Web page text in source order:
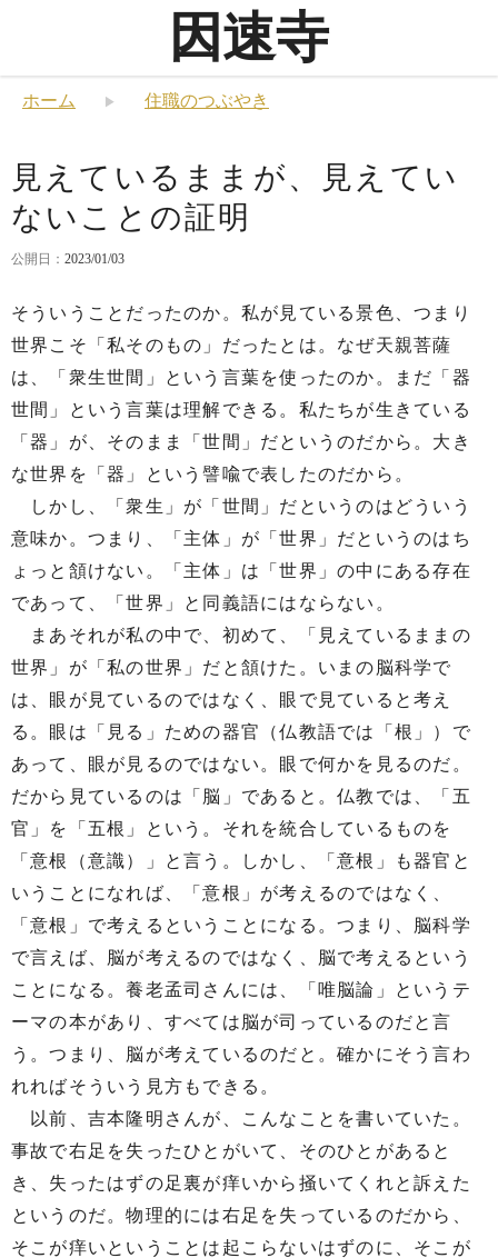
因速寺
ホーム 住職のつぶやき
見えているままが、見えてい
ないことの証明
公開日： 2023/01/03
そういうことだったのか。私が見ている景色、つまり
世界こそ「私そのもの」だったとは。なぜ天親菩薩
は、「衆生世間」という言葉を使ったのか。まだ「器
世間」という言葉は理解できる。私たちが生きている
「器」が、そのまま「世間」だというのだから。大き
な世界を「器」という譬喩で表したのだから。
しかし、「衆生」が「世間」だというのはどういう
意味か。つまり、「主体」が「世界」だというのはち
ょっと頷けない。「主体」は「世界」の中にある存在
であって、「世界」と同義語にはならない。
まあそれが私の中で、初めて、「見えているままの
世界」が「私の世界」だと頷けた。いまの脳科学で
は、眼が見ているのではなく、眼で見ていると考え
る。眼は「見る」ための器官（仏教語では「根」）で
あって、眼が見るのではない。眼で何かを見るのだ。
だから見ているのは「脳」であると。仏教では、「五
官」を「五根」という。それを統合しているものを
「意根（意識）」と言う。しかし、「意根」も器官と
いうことになれば、「意根」が考えるのではなく、
「意根」で考えるということになる。つまり、脳科学
で言えば、脳が考えるのではなく、脳で考えるという
ことになる。養老孟司さんには、「唯脳論」というテ
ーマの本があり、すべては脳が司っているのだと言
う。つまり、脳が考えているのだと。確かにそう言わ
れればそういう見方もできる。
以前、吉本隆明さんが、こんなことを書いていた。
事故で右足を失ったひとがいて、そのひとがあると
き、失ったはずの足裏が痒いから掻いてくれと訴えた
というのだ。物理的には右足を失っているのだから、
そこが痒いということは起こらないはずのに、そこが